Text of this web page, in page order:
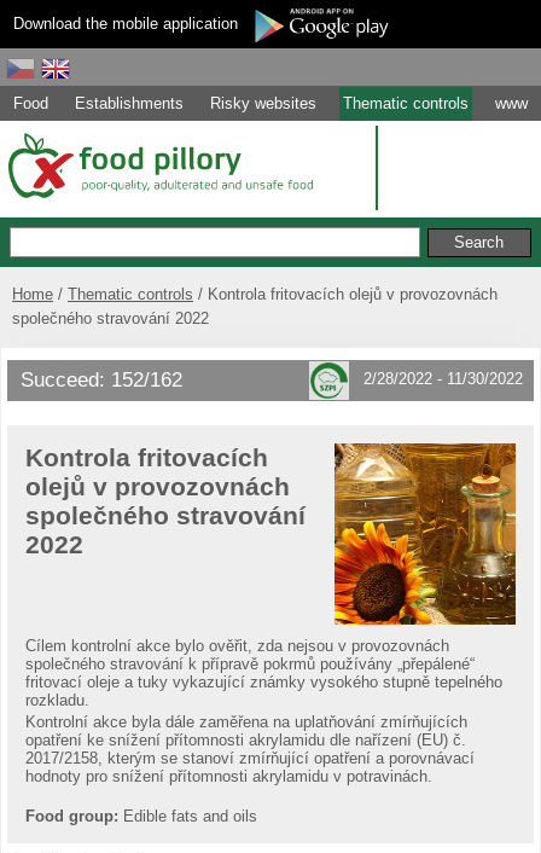
Download the mobile application
Food Establishments Risky websites Thematic controls www
Home Thematic controls
Kontrola fritovacích olejů v provozovnách
společného stravování 2022
Succeed: 152/162 2/28/2022 - 11/30/2022
Kontrola fritovacích
olejů v provozovnách
společného stravování
2022
Cílem kontrolní akce bylo ověřit, zda nejsou v provozovnách
společného stravování k přípravě pokrmů používány „přepálené“
fritovací oleje a tuky vykazující známky vysokého stupně tepelného
rozkladu.
Kontrolní akce byla dále zaměřena na uplatňování zmírňujících
opatření ke snížení přítomnosti akrylamidu dle nařízení (EU) č.
2017/2158, kterým se stanoví zmírňující opatření a porovnávací
hodnoty pro snížení přítomnosti akrylamidu v potravinách.
Food group: Edible fats and oils